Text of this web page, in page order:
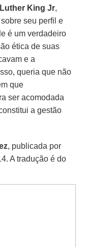
King Jr,
seu perfil e
é um verdadeiro
ética de suas
e a
queria que não
que
ser acomodada
a gestão
, publicada por
A tradução é do